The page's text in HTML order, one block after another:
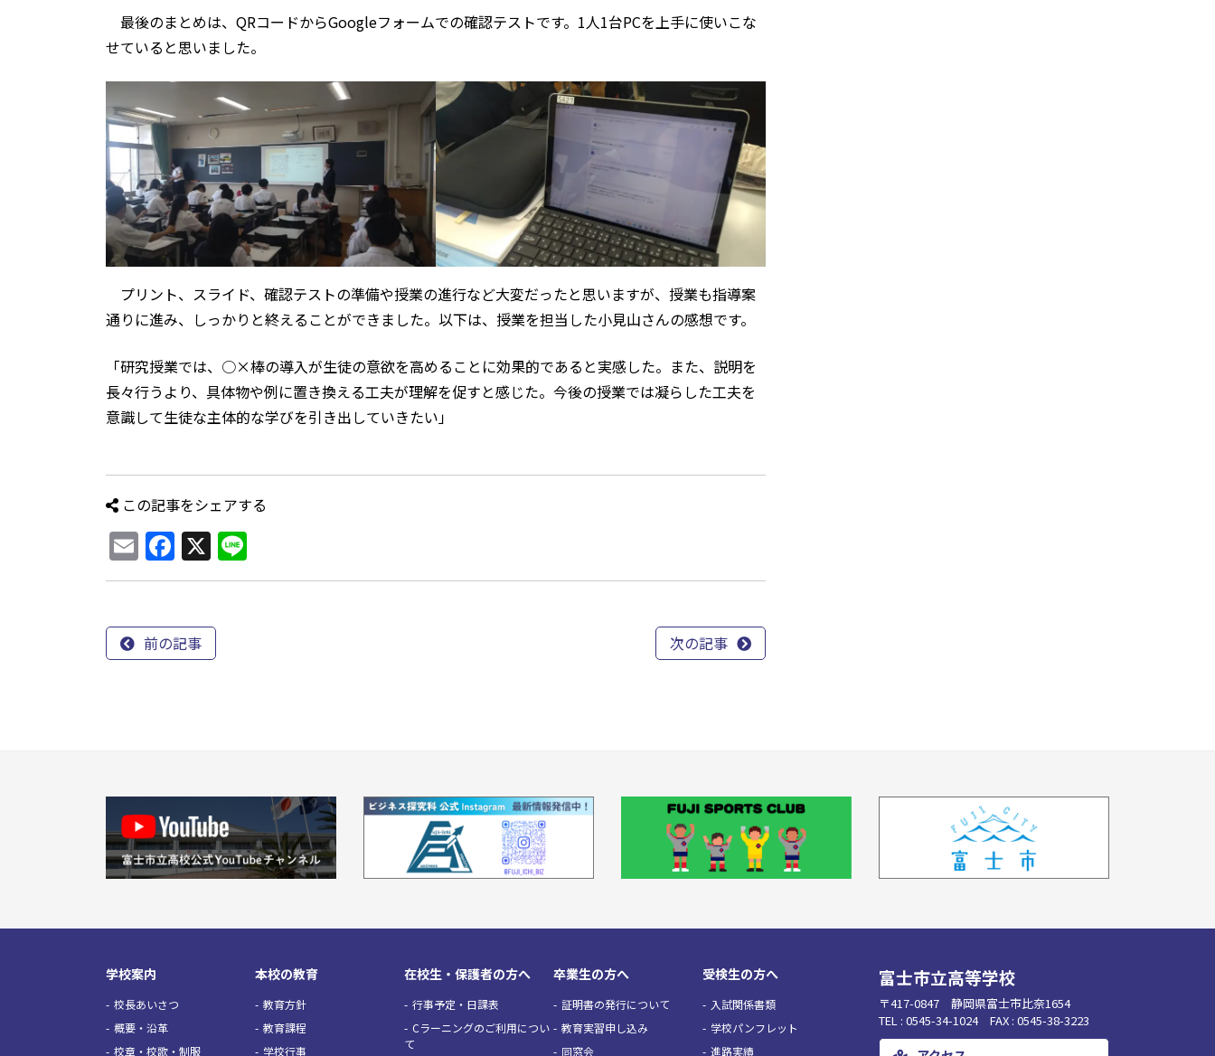
最後のまとめは、QRコードからGoogleフォームでの確認テストです。1人1台PCを上手に使いこな
せていると思いました。
プリント、スライド、確認テストの準備や授業の進行など大変だったと思いますが、授業も指導案
通りに進み、しっかりと終えることができました。以下は、授業を担当した小見山さんの感想です。
「研究授業では、○×棒の導入が生徒の意欲を高めることに効果的であると実感した。また、説明を
長々行うより、具体物や例に置き換える工夫が理解を促すと感じた。今後の授業では凝らした工夫を
意識して生徒な主体的な学びを引き出していきたい」
この記事をシェアする
EmailFacebook
X
前の記事 次の記事
学校案内
校長あいさつ
概要・沿革
校章・校歌・制服
本校の教育
教育方針
教育課程
学校行事
在校生・保護者の方へ
行事予定・日課表
Cラーニングのご利用につい
て
卒業生の方へ
証明書の発行について
教育実習申し込み
同窓会
受検生の方へ
入試関係書類
学校パンフレット
進路実績
富士市立高等学校
〒417-0847 静岡県富士市比奈1654
TEL : 0545-34-1024 FAX : 0545-38-3223